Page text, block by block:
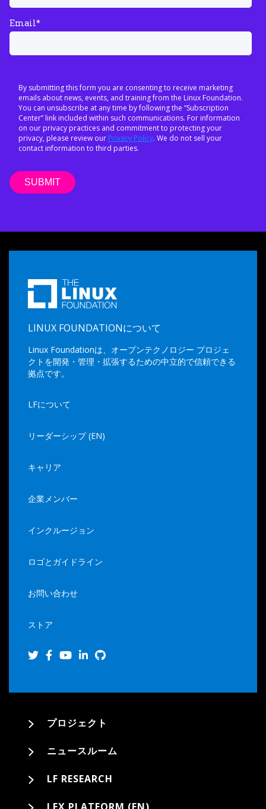
Email*
By submitting this form you are consenting to receive marketing
emails about news, events, and training from the Linux Foundation.
You can unsubscribe at any time by following the “Subscription
Center” link included within such communications. For information
on our privacy practices and commitment to protecting your
privacy, please review our Privacy Policy. We do not sell your
contact information to third parties.
LINUX FOUNDATIONについて
Linux Foundationは、オープンテクノロジー プロジェ
クトを開発・管理・拡張するための中立的で信頼できる
拠点です。
LFについて
リーダーシップ (EN)
キャリア
企業メンバー
インクルージョン
ロゴとガイドライン
お問い合わせ
ストア
プロジェクト
ニュースルーム
LF RESEARCH